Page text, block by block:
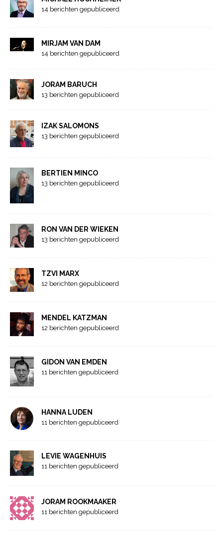
14 berichten gepubliceerd
MIRJAM VAN DAM
14 berichten gepubliceerd
JORAM BARUCH
13 berichten gepubliceerd
IZAK SALOMONS
13 berichten gepubliceerd
BERTIEN MINCO
13 berichten gepubliceerd
RON VAN DER WIEKEN
13 berichten gepubliceerd
TZVI MARX
12 berichten gepubliceerd
MENDEL KATZMAN
12 berichten gepubliceerd
GIDON VAN EMDEN
11 berichten gepubliceerd
HANNA LUDEN
11 berichten gepubliceerd
LEVIE WAGENHUIS
11 berichten gepubliceerd
JORAM ROOKMAAKER
11 berichten gepubliceerd